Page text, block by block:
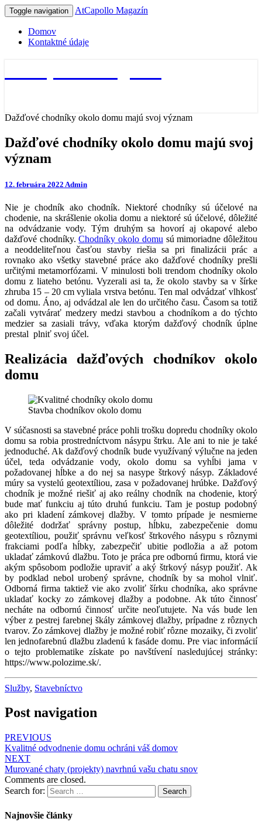
Toggle navigation AtCapollo Magazín
Domov
Kontaktné údaje
Dažďové chodníky okolo domu majú svoj význam
Dažďové chodníky okolo domu majú svoj
význam
12. februára 2022 Admin
Nie je chodník ako chodník. Niektoré chodníky sú účelové na
chodenie, na skrášlenie okolia domu a niektoré sú účelové, dôležité
na odvádzanie vody. Tým druhým sa hovorí aj okapové alebo
dažďové chodníky.Chodníky okolo domu sú mimoriadne dôležitou
a neoddeliteľnou časťou stavby riešia sa pri finalizácii prác a
rovnako ako všetky stavebné práce ako dažďové chodníky prešli
určitými metamorfózami. V minulosti boli trendom chodníky okolo
domu z liateho betónu. Vyzerali asi ta, že okolo stavby sa v šírke
zhruba 15 – 20 cm vyliala vrstva betónu. Ten mal odvádzať vlhkosť
od domu. Áno, aj odvádzal ale len do určitého času. Časom sa totiž
začali vytvárať medzery medzi stavbou a chodníkom a do týchto
medzier sa zasiali trávy, vďaka ktorým dažďový chodník úplne
prestal plniť svoj účel.
Realizácia dažďových chodníkov okolo
domu
Stavba chodníkov okolo domu
V súčasnosti sa stavebné práce pohli trošku dopredu chodníky okolo
domu sa robia prostredníctvom násypu štrku. Ale ani to nie je také
jednoduché. Ak dažďový chodník bude využívaný výlučne na jeden
účel, teda odvádzanie vody, okolo domu sa vyhĺbi jama v
požadovanej hĺbke a do nej sa nasype štrkový násyp. Základové
múry sa vystelú geotextíliou, zasa v požadovanej hrúbke. Dažďový
chodník je možné riešiť aj ako reálny chodník na chodenie, ktorý
bude mať funkciu aj túto druhú funkciu. Tam je postup podobný
ako pri kladení zámkovej dlažby. V tomto prípade je nesmierne
dôležité dodržať správny postup, hĺbku, zabezpečenie domu
geotextíliou, použiť správnu veľkosť štrkového násypu s rôznymi
frakciami podľa hĺbky, zabezpečiť ubitie podložia a až potom
ukladať zámkovú dlažbu. Toto je práca pre odbornú firmu, ktorá vie
akým spôsobom podložie upraviť a aký štrkový násyp použiť. Ak
by podklad nebol urobený správne, chodník by sa mohol vlniť.
Odborná firma taktiež vie ako zvoliť šírku chodníka, ako správne
ukladať kocky zo zámkovej dlažby a podobne. Ak túto činnosť
necháte na odbornú činnosť určite neoľutujete. Na vás bude len
výber z pestrej farebnej škály zámkovej dlažby, prípadne z rôznych
tvarov. Zo zámkovej dlažby je možné robiť rôzne mozaiky, či zvoliť
len jednofarebnú dlažbu zladenú k fasáde domu. Pre viac informácií
o tejto problematike získate po navštívení nasledujúcej stránky:
https://www.polozime.sk/.
Služby, Stavebníctvo
Post navigation
PREVIOUS
Kvalitné odvodnenie domu ochráni váš domov
NEXT
Murované chaty (projekty) navrhnú vašu chatu snov
Comments are closed.
Search for:
Search
Najnovšie články